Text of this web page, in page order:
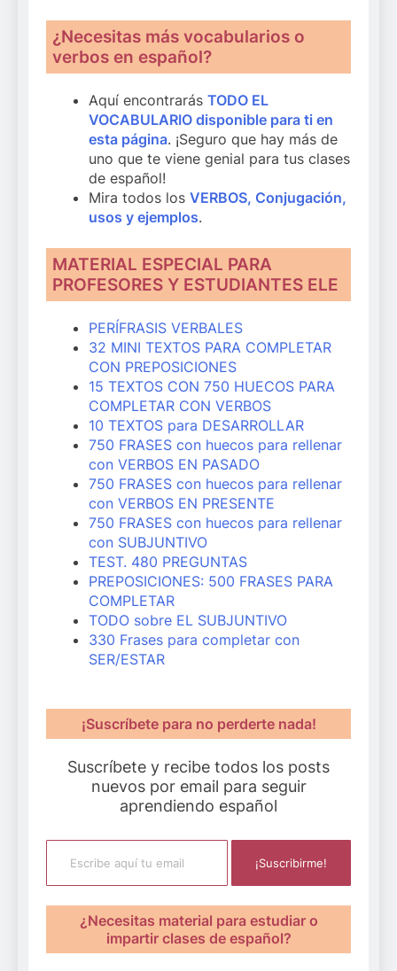
¿Necesitas más vocabularios o
verbos en español?
Aquí encontrarás TODO EL
VOCABULARIO disponible para ti en
esta página. ¡Seguro que hay más de
uno que te viene genial para tus clases
de español!
Mira todos los VERBOS, Conjugación,
usos y ejemplos.
MATERIAL ESPECIAL PARA
PROFESORES Y ESTUDIANTES ELE
PERÍFRASIS VERBALES
32 MINI TEXTOS PARA COMPLETAR
CON PREPOSICIONES
15 TEXTOS CON 750 HUECOS PARA
COMPLETAR CON VERBOS
10 TEXTOS para DESARROLLAR
750 FRASES con huecos para rellenar
con VERBOS EN PASADO
750 FRASES con huecos para rellenar
con VERBOS EN PRESENTE
750 FRASES con huecos para rellenar
con SUBJUNTIVO
TEST. 480 PREGUNTAS
PREPOSICIONES: 500 FRASES PARA
COMPLETAR
TODO sobre EL SUBJUNTIVO
330 Frases para completar con
SER/ESTAR
¡Suscríbete para no perderte nada!
Suscríbete y recibe todos los posts
nuevos por email para seguir
aprendiendo español
Escribe aquí tu email
¡Suscribirme!
¿Necesitas material para estudiar o
impartir clases de español?